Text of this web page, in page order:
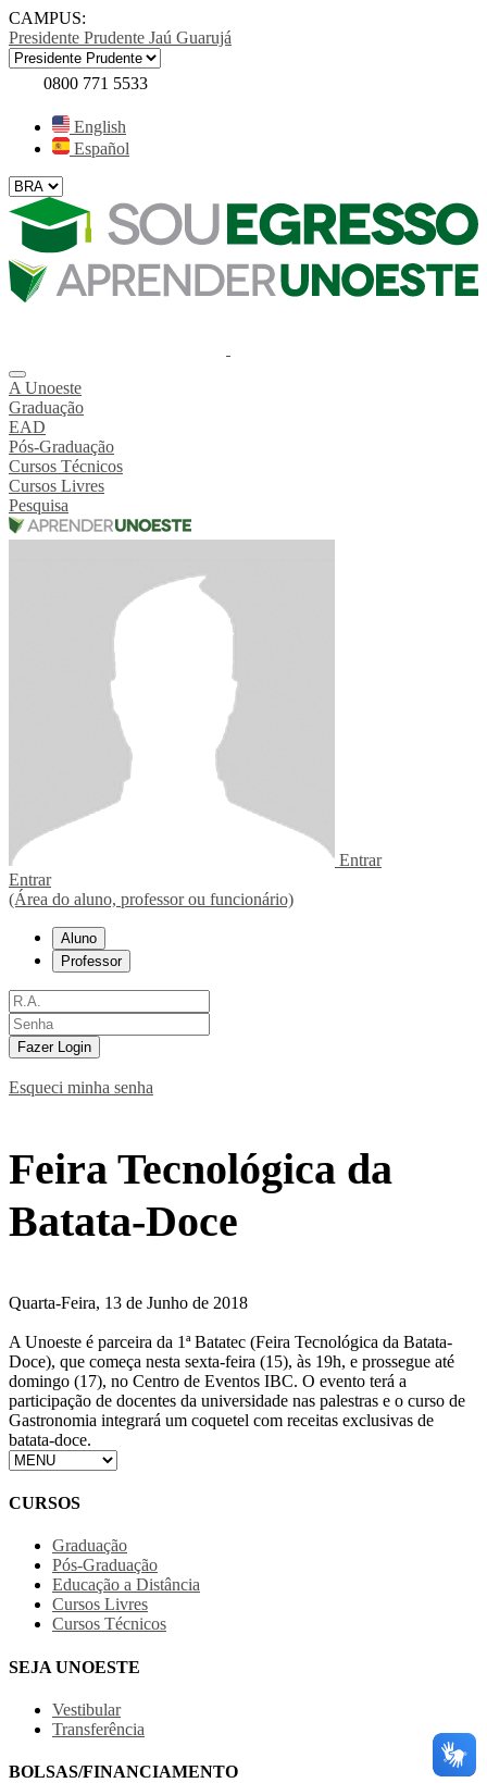
CAMPUS:
Presidente Prudente Jaú Guarujá
0800 771 5533
English
Español
A Unoeste
Graduação
EAD
Pós-Graduação
Cursos Técnicos
Cursos Livres
Pesquisa
Entrar
Entrar
(Área do aluno, professor ou funcionário)
Aluno
Professor
Fazer Login
Esqueci minha senha
Feira Tecnológica da
Batata-Doce
Quarta-Feira, 13 de Junho de 2018
A Unoeste é parceira da 1ª Batatec (Feira Tecnológica da Batata-
Doce), que começa nesta sexta-feira (15), às 19h, e prossegue até
domingo (17), no Centro de Eventos IBC. O evento terá a
participação de docentes da universidade nas palestras e o curso de
Gastronomia integrará um coquetel com receitas exclusivas de
batata-doce.
CURSOS
Graduação
Pós-Graduação
Educação a Distância
Cursos Livres
Cursos Técnicos
SEJA UNOESTE
Vestibular
Transferência
BOLSAS/FINANCIAMENTO